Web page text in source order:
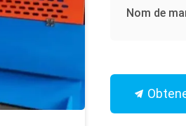
Nom de